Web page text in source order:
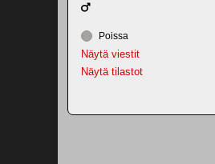
Poissa
Näytä viestit
Näytä tilastot